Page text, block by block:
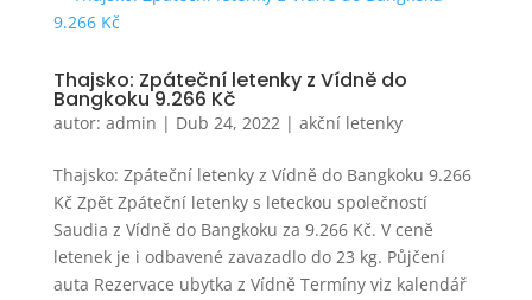
Thajsko: Zpáteční letenky z Vídně do
Bangkoku 9.266 Kč
autor: admin | Dub 24, 2022| akční letenky
Thajsko: Zpáteční letenky z Vídně do Bangkoku 9.266
Kč Zpět Zpáteční letenky s leteckou společností
Saudia z Vídně do Bangkoku za 9.266 Kč. V ceně
letenek je i odbavené zavazadlo do 23 kg. Půjčení
auta Rezervace ubytka z Vídně Termíny viz kalendář